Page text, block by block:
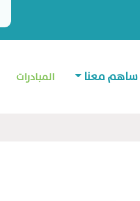
ساهم معنا المبادرات